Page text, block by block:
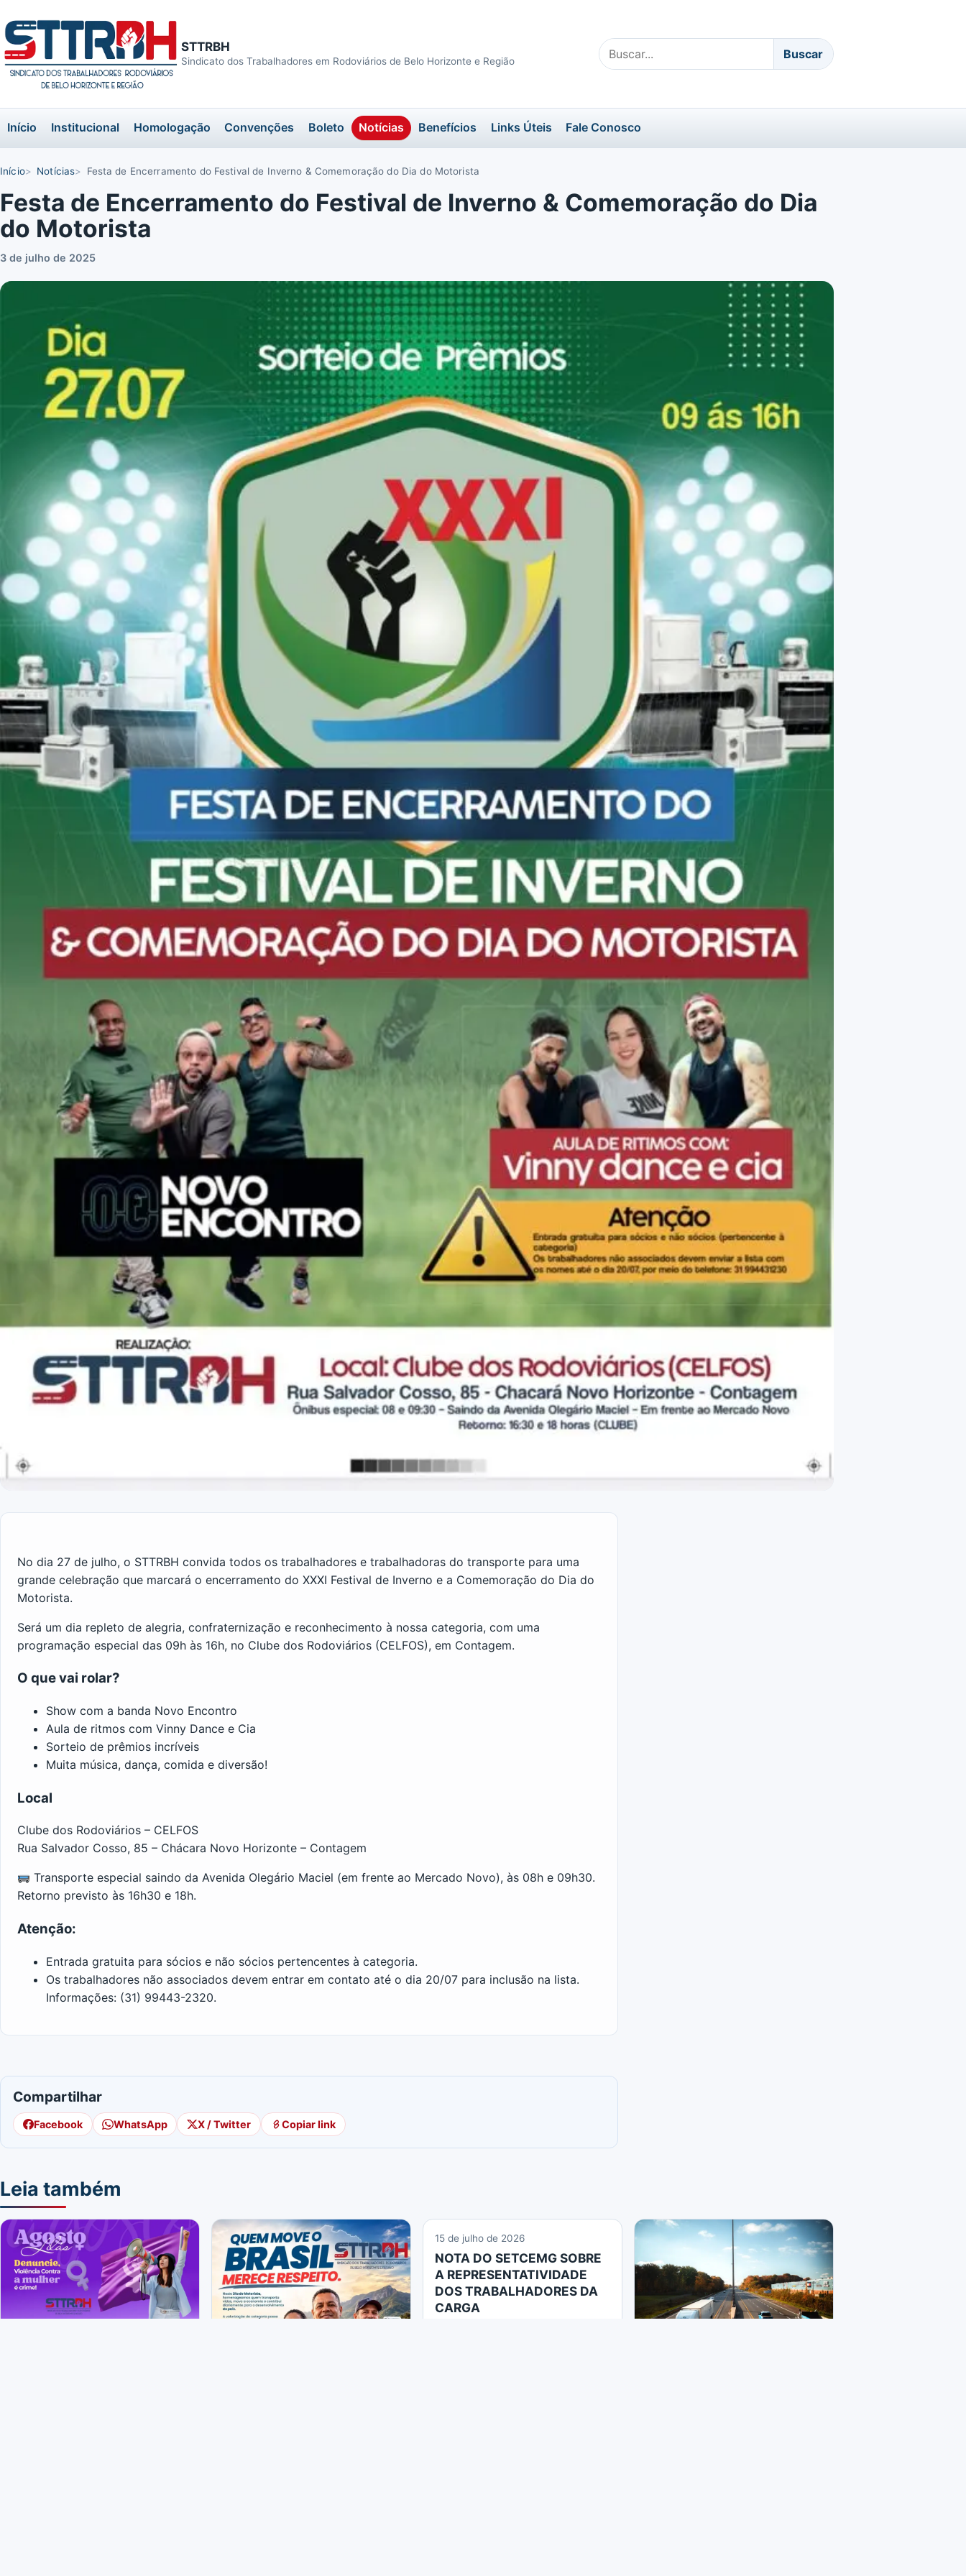
STTRBH
Sindicato dos Trabalhadores em Rodoviários de Belo Horizonte e Região
Buscar
no
Buscar
Início Institucional Homologação Convenções Boleto Notícias Benefícios Links Úteis Fale Conosco
Início Notícias Festa de Encerramento do Festival de Inverno & Comemoração do Dia do Motorista
Festa de Encerramento do Festival de Inverno & Comemoração do Dia
do Motorista
3 de julho de 2025
No dia 27 de julho, o STTRBH convida todos os trabalhadores e trabalhadoras do transporte para uma
grande celebração que marcará o encerramento do XXXI Festival de Inverno e a Comemoração do Dia do
Motorista.
Será um dia repleto de alegria, confraternização e reconhecimento à nossa categoria, com uma
programação especial das 09h às 16h, no Clube dos Rodoviários (CELFOS), em Contagem.
O que vai rolar?
Show com a banda Novo Encontro
Aula de ritmos com Vinny Dance e Cia
Sorteio de prêmios incríveis
Muita música, dança, comida e diversão!
Local
Clube dos Rodoviários – CELFOS
Rua Salvador Cosso, 85 – Chácara Novo Horizonte – Contagem
Transporte especial saindo da Avenida Olegário Maciel (em frente ao Mercado Novo), às 08h e 09h30.
Retorno previsto às 16h30 e 18h.
Atenção:
Entrada gratuita para sócios e não sócios pertencentes à categoria.
Os trabalhadores não associados devem entrar em contato até o dia 20/07 para inclusão na lista.
Informações: (31) 99443-2320.
Compartilhar
Facebook WhatsApp X / Twitter Copiar link
Leia também
15 de julho de 2026
NOTA DO SETCEMG SOBRE
A REPRESENTATIVIDADE
DOS TRABALHADORES DA
CARGA